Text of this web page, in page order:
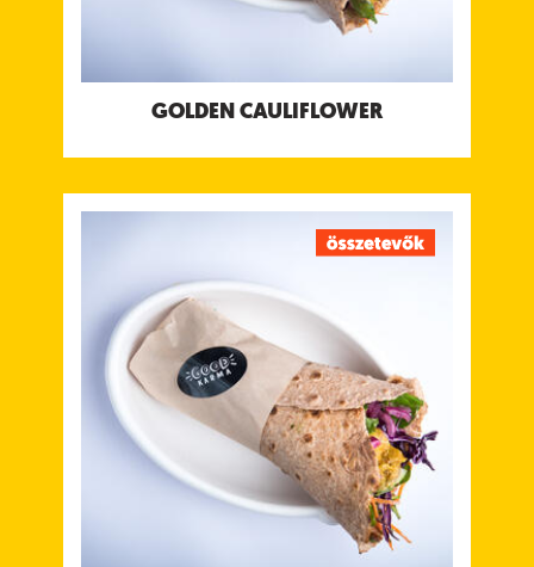
GOLDEN CAULIFLOWER
Allergének:
CHICKEN TIKKA
Sült csirke, joghurtos masala fűszerben pácolva,
kachumber salsával, édes tamarind csatnival &
Tápanyagtartalom (g/adag)
Energia 676 kcal
Fehérje 46 g
Szénhidrát 55 g
ebből cukor 22 g
Rost 9.8 g
Zsír 28 g
ebből telített zsírok 9.9 g
Só 2.1 g
Allergének: